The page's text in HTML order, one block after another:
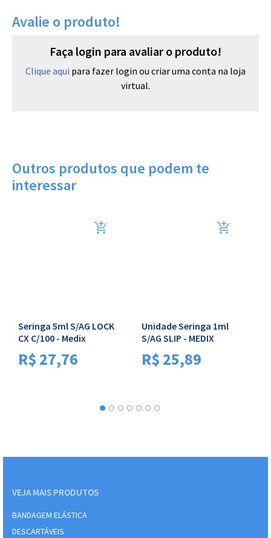
Avalie o produto!
Faça login para avaliar o produto!
Clique aqui para fazer login ou criar uma conta na loja
virtual.
Outros produtos que podem te
interessar
Seringa 5ml S/AG LOCK
CX C/100 - Medix
R$ 27,76
Unidade Seringa 1ml
S/AG SLIP - MEDIX
R$ 25,89
VEJA MAIS PRODUTOS
BANDAGEM ELÁSTICA
DESCARTÁVEIS